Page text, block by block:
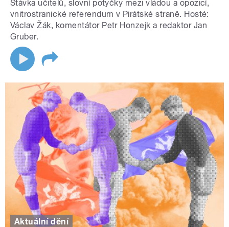
Stávka učitelů, slovní potyčky mezi vládou a opozicí,
vnitrostranické referendum v Pirátské straně. Hosté:
Václav Žák, komentátor Petr Honzejk a redaktor Jan
Gruber.
Aktuální dění